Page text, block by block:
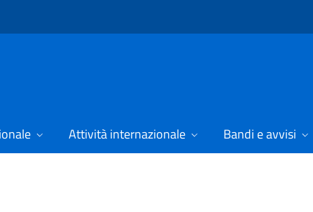
Attività internazionale Bandi e avvisi